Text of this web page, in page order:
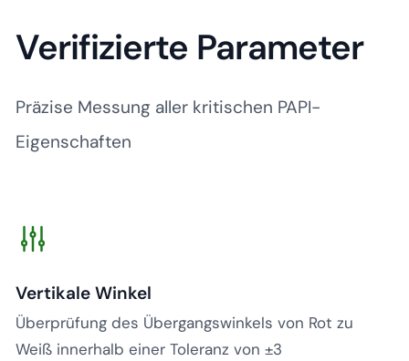
Verifizierte Parameter
Präzise Messung aller kritischen PAPI-
Eigenschaften
Vertikale Winkel
Überprüfung des Übergangswinkels von Rot zu
Weiß innerhalb einer Toleranz von ±3